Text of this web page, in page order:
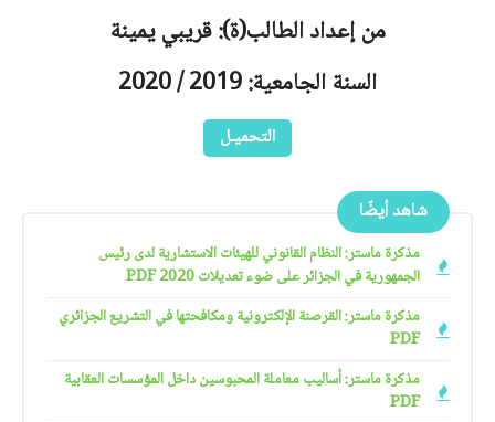
من إعداد الطالب(ة): قريبي يمينة
السنة الجامعية: 2019 / 2020
التحميـل
شاهد أيضًا
مذكرة ماستر: النظام القانوني للهيئات الاستشارية لدى رئيس
الجمهورية في الجزائر على ضوء تعديلات 2020 PDF
مذكرة ماستر: القرصنة الإلكترونية ومكافحتها في التشريع الجزائري
PDF
مذكرة ماستر: أساليب معاملة المحبوسين داخل المؤسسات العقابية
PDF